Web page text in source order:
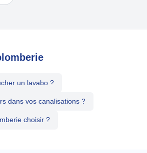
un lavabo ?
dans vos canalisations ?
choisir ?